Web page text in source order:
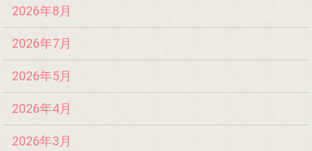
2026年8月
2026年7月
2026年5月
2026年4月
2026年3月